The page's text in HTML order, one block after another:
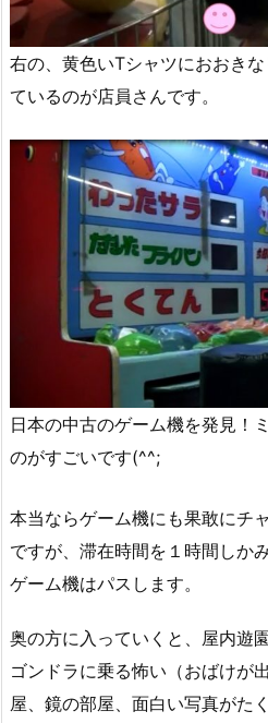
右の、黄色いTシャツにおおき
ているのが店員さんです。
日本の中古のゲーム機を発見！
のがすごいです(^^;
本当ならゲーム機にも果敢にチ
ですが、滞在時間を１時間しか
ゲーム機はパスします。
奥の方に入っていくと、屋内遊
ゴンドラに乗る怖い（おばけが
屋、鏡の部屋、面白い写真がた